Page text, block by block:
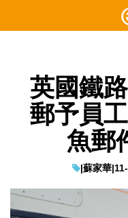
英國鐵
郵予員
魚郵
|蘇家華|